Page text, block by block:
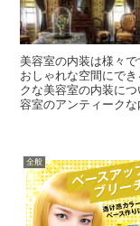
美容室の内装は様々
おしゃれな空間にで
クな美容室の内装に
容室のアンティーク
全般